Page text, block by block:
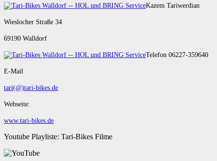
Kazem Tariwerdian
Wieslocher Straße 34
69190 Walldorf
Telefon 06227-359640
E-Mail
tari(@)tari-bikes.de
Webseite:
www.tari-bikes.de
Youtube Playliste: Tari-Bikes Filme